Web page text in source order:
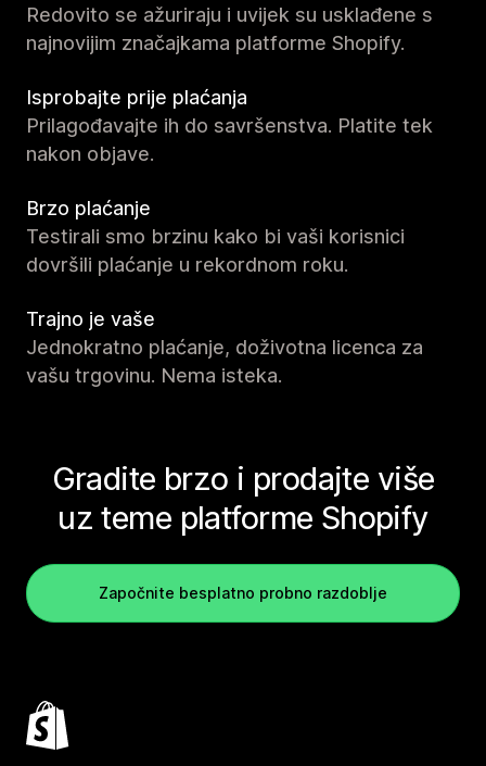
Redovito se ažuriraju i uvijek su usklađene s
najnovijim značajkama platforme Shopify.
Isprobajte prije plaćanja
Prilagođavajte ih do savršenstva. Platite tek
nakon objave.
Brzo plaćanje
Testirali smo brzinu kako bi vaši korisnici
dovršili plaćanje u rekordnom roku.
Trajno je vaše
Jednokratno plaćanje, doživotna licenca za
vašu trgovinu. Nema isteka.
Gradite brzo i prodajte više
uz teme platforme Shopify
Započnite besplatno probno razdoblje